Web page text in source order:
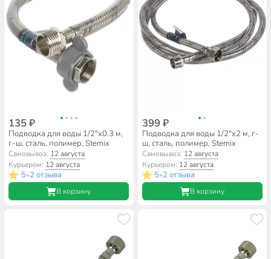
135 ₽
Подводка для воды 1/2"х0.3 м,
г-ш, сталь, полимер, Stemix
Самовывоз: 12 августа
Курьером: 12 августа
5•2 отзыва
В корзину
399 ₽
Подводка для воды 1/2"х2 м, г-
ш, сталь, полимер, Stemix
Самовывоз: 12 августа
Курьером: 12 августа
5•2 отзыва
В корзину